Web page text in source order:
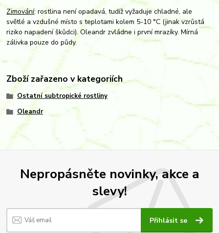
Zimování: rostlina není opadavá, tudíž vyžaduje chladné, ale
světlé a vzdušné místo s teplotami kolem 5-10 °C (jinak vzrůstá
riziko napadení škůdci). Oleandr zvládne i první mrazíky. Mírná
zálivka pouze do půdy.
Zboží zařazeno v kategoriích
Ostatní subtropické rostliny
Oleandr
Nepropásněte novinky, akce a
slevy!
Přihlásit se